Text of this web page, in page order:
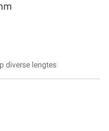
diverse lengtes